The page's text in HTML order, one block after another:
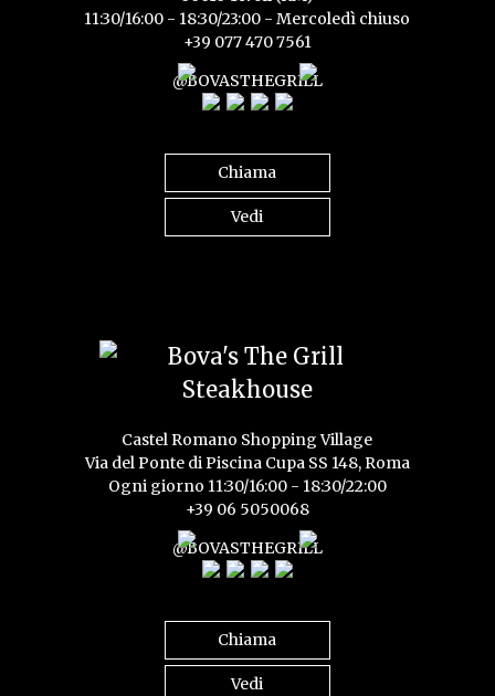
11:30/16:00 - 18:30/23:00 - Mercoledì chiuso
+39 077 470 7561
@BOVASTHEGRILL
Chiama
Vedi
Castel Romano Shopping Village
Via del Ponte di Piscina Cupa SS 148, Roma
Ogni giorno 11:30/16:00 - 18:30/22:00
+39 06 5050068
@BOVASTHEGRILL
Chiama
Vedi